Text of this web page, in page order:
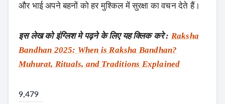
और भाई अपने बहनों को हर मुश्किल में सुरक्षा का वचन देते हैं।
इस लेख को इंग्लिश मे पढ़ने के लिए यह क्लिक करे : Raksha
Bandhan 2025: When is Raksha Bandhan?
Muhurat, Rituals, and Traditions Explained
9,479